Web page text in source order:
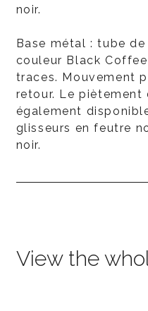
noir.
Base métal : tube
couleur Black
traces. Mouvement
retour. Le
également
glisseurs en feutre
noir.
View the